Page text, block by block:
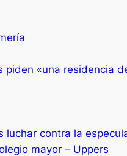
«una residencia
contra la
mayor – Uppers